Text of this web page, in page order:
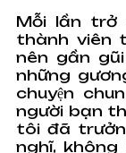
Mỗi lần trở
thành viên
nên gần
những
chuyện
người bạn
tôi đã
nghĩ,